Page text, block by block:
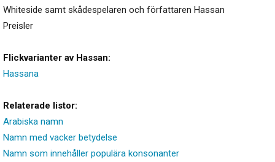
Whiteside samt skådespelaren och författaren Hassan
Preisler
Flickvarianter av Hassan:
Hassana
Relaterade listor:
Arabiska namn
Namn med vacker betydelse
Namn som innehåller populära konsonanter